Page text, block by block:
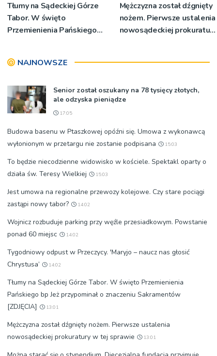
Tłumy na Sądeckiej Górze
Tabor. W święto
Przemienienia Pańskiego
[ZDJĘCIA]
Mężczyzna został dźgnięty
nożem. Pierwsze ustalenia
nowosądeckiej prokuratury
NAJNOWSZE
Senior został oszukany na 78 tysięcy złotych,
ale odzyska pieniądze
17:05
Budowa basenu w Ptaszkowej opóźni się. Umowa z wykonawcą
wyłonionym w przetargu nie zostanie podpisana
15:03
To będzie niecodzienne widowisko w kościele. Spektakl oparty o
działa św. Teresy Wielkiej
15:03
Jest umowa na regionalne przewozy kolejowe. Czy stare pociągi
zastąpi nowy tabor?
14:02
Wojnicz rozbuduje parking przy węźle przesiadkowym. Powstanie
ponad 60 miejsc
14:02
Tygodniowy odpust w Przeczycy. 'Maryjo – naucz nas głosić
Chrystusa’
14:02
Tłumy na Sądeckiej Górze Tabor. W święto Przemienienia
Pańskiego bp Jeż przypominał o znaczeniu Sakramentów
[ZDJĘCIA]
13:01
Mężczyzna został dźgnięty nożem. Pierwsze ustalenia
nowosądeckiej prokuratury w tej sprawie
13:01